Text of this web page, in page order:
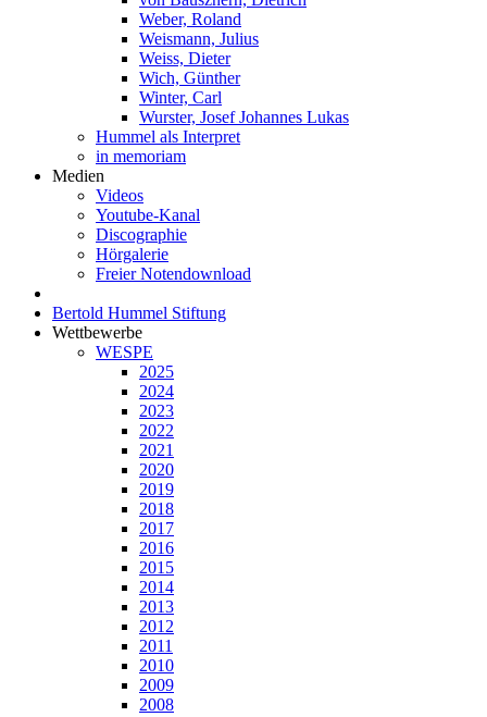
Weber, Roland
Weismann, Julius
Weiss, Dieter
Wich, Günther
Winter, Carl
Wurster, Josef Johannes Lukas
Hummel als Interpret
in memoriam
Medien
Videos
Youtube-Kanal
Discographie
Hörgalerie
Freier Notendownload
Bertold Hummel Stiftung
Wettbewerbe
WESPE
2025
2024
2023
2022
2021
2020
2019
2018
2017
2016
2015
2014
2013
2012
2011
2010
2009
2008